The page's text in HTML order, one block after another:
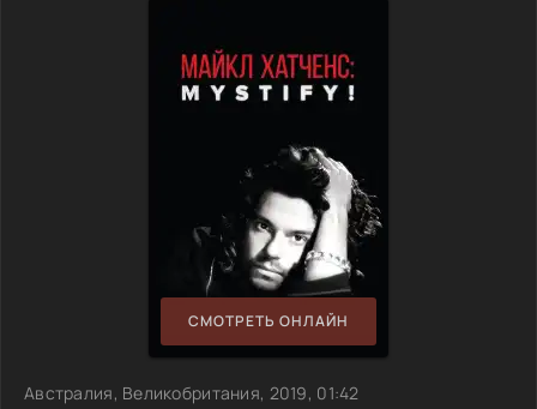
СМОТРЕТЬ ОНЛАЙН
Австралия, Великобритания, 2019, 01:42